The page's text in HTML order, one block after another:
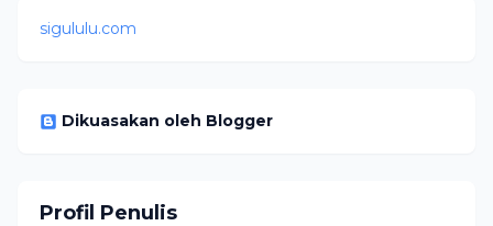
sigululu.com
Dikuasakan oleh Blogger
Profil Penulis